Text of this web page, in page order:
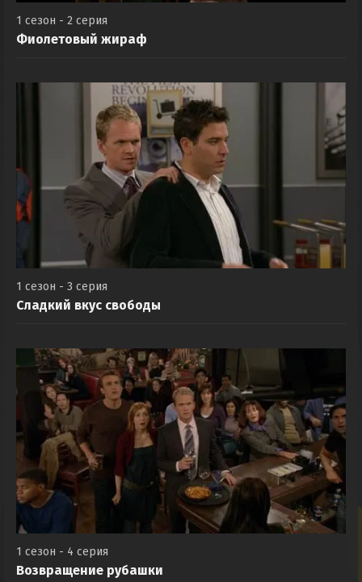
1 сезон - 2 серия
Фиолетовый жираф
1 сезон - 3 серия
Сладкий вкус свободы
1 сезон - 4 серия
Возвращение рубашки